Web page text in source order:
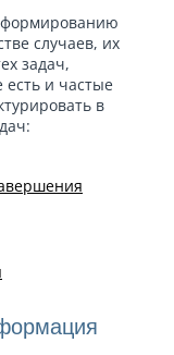
формированию
случаев, их
задач,
есть и частые
в